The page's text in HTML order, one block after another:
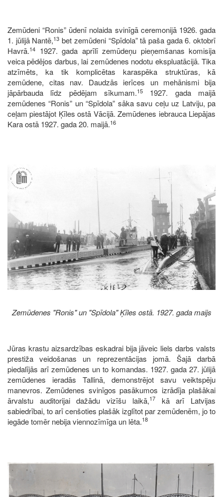
Zemūdeni “Ronis” ūdenī nolaida svinīgā ceremonijā 1926. gada
1. jūlijā Nantē,13 bet zemūdeni “Spīdola” tā paša gada 6. oktobrī
Havrā.14
1927. gada aprīlī zemūdeņu pieņemšanas komisija
veica pēdējos darbus, lai zemūdenes nodotu ekspluatācijā. Tika
atzīmēts, ka tik komplicētas karaspēka struktūras, kā
zemūdene, citas nav. Daudzās ierīces un mehānismi bija
jāpārbauda līdz pēdējam sīkumam.15
1927. gada maijā
zemūdenes “Ronis” un “Spīdola” sāka savu ceļu uz Latviju, pa
ceļam piestājot Ķīles ostā Vācijā. Zemūdenes iebrauca Liepājas
Kara ostā 1927. gada 20. maijā.16
Image
Zemūdenes "Ronis" un "Spīdola" Ķīles ostā. 1927. gada maijs
Jūras krastu aizsardzības eskadrai bija jāveic liels darbs valsts
prestiža veidošanas un reprezentācijas jomā. Šajā darbā
piedalījās arī zemūdenes un to komandas. 1927. gada 27. jūlijā
zemūdenes ieradās Tallinā, demonstrējot savu veiktspēju
manevros. Zemūdenes svinīgos pasākumos izrādīja plašākai
ārvalstu auditorijai dažādu vizīšu laikā,17kā arī Latvijas
sabiedrībai, to arī cenšoties plašāk izglītot par zemūdenēm, jo to
iegāde tomēr nebija viennozīmīga un lēta.18
Image